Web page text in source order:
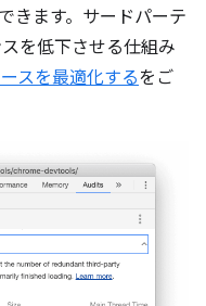
きます。サードパーテ
を低下させる仕組み
スを最適化するをご